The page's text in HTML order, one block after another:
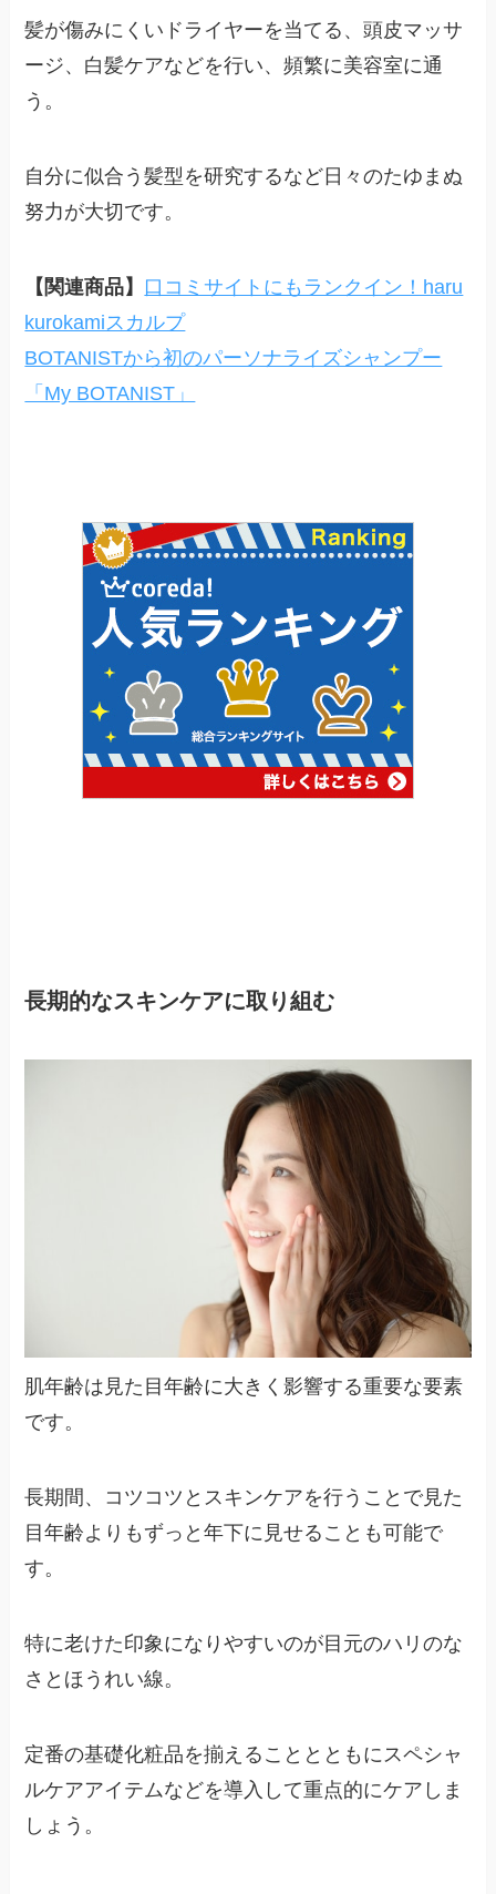
髪が傷みにくいドライヤーを当てる、頭皮マッサ
ージ、白髪ケアなどを行い、頻繁に美容室に通
う。
自分に似合う髪型を研究するなど日々のたゆまぬ
努力が大切です。
【関連商品】 口コミサイトにもランクイン！haru
kurokamiスカルプ
BOTANISTから初のパーソナライズシャンプー
「My BOTANIST」
長期的なスキンケアに取り組む
肌年齢は見た目年齢に大きく影響する重要な要素
です。
長期間、コツコツとスキンケアを行うことで見た
目年齢よりもずっと年下に見せることも可能で
す。
特に老けた印象になりやすいのが目元のハリのな
さ と ほうれい線。
定番の基礎化粧品を揃えることとともにスペシャ
ルケアアイテムなどを導入して重点的にケアしま
しょう。